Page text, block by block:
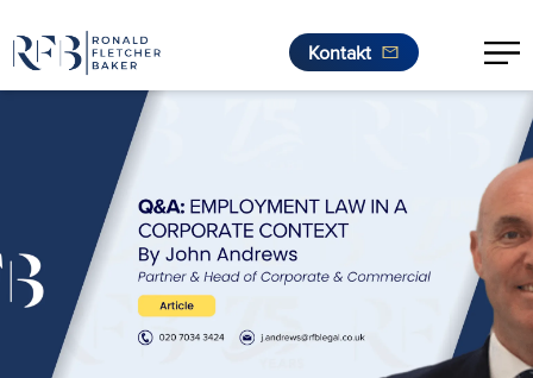
Zum Inhalt springen
Kontakt